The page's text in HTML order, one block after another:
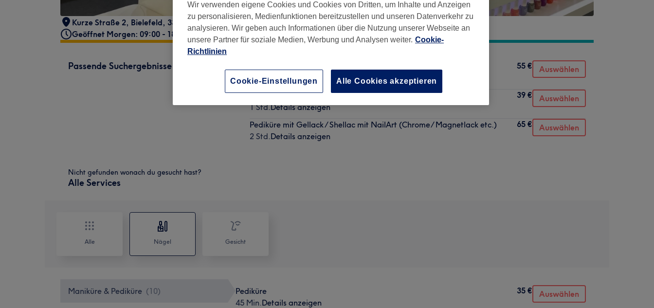
Kurze Straße 2, Bielefeld, 33613
Geöffnet Morgen: 09:00 - 18:00
Passende Suchergebnisse
1 Std. 30 Min.Details anzeigen
55 € Auswählen
Fußnägel lackieren mit Shellac
1 Std.Details anzeigen
39 € Auswählen
Pediküre mit Gellack / Shellac mit NailArt (Chrome/ Magnetlack etc.)
2 Std.Details anzeigen
65 € Auswählen
Nicht gefunden wonach du gesucht hast?
Alle Services
Alle Nägel Gesicht
Maniküre & Pediküre (10)
Pediküre
45 Min.Details anzeigen
35 € Auswählen
Wir verwenden eigene Cookies und Cookies von Dritten, um Inhalte und Anzeigen
zu personalisieren, Medienfunktionen bereitzustellen und unseren Datenverkehr zu
analysieren. Wir geben auch Informationen über die Nutzung unserer Webseite an
unsere Partner für soziale Medien, Werbung und Analysen weiter. Cookie-
Richtlinien
Cookie-Einstellungen Alle Cookies akzeptieren